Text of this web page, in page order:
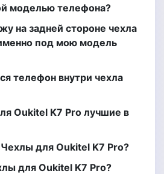
моделью телефона?
на задней стороне чехла
под мою модель
телефон внутри чехла
Oukitel K7 Pro лучшие в
для Oukitel K7 Pro?
для Oukitel K7 Pro?